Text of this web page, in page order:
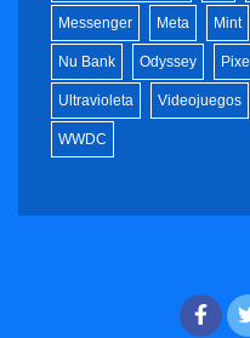
Messenger Meta Mint
Nu Bank Odyssey Pixel
Ultravioleta Videojuegos
WWDC